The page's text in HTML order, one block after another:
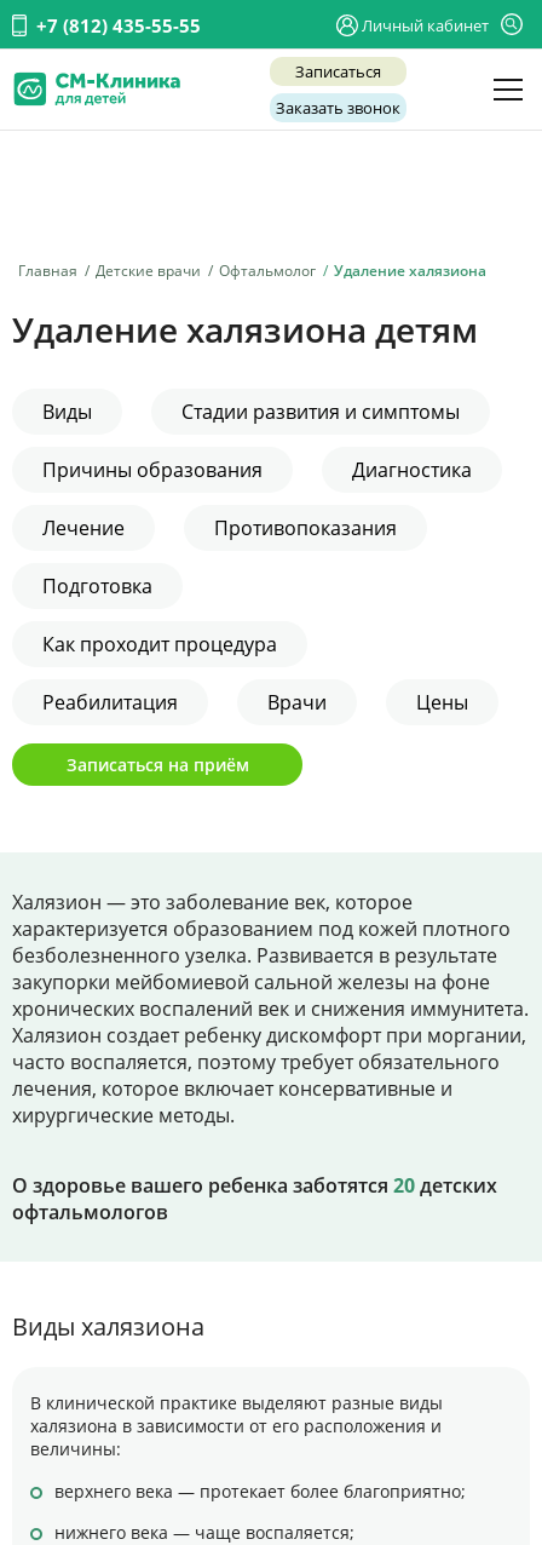
+7 (812) 435-55-55 Личный кабинет
Записаться
Заказать звонок
Главная Детские врачи Офтальмолог Удаление халязиона
Удаление халязиона детям
Виды Стадии развития и симптомы
Причины образования Диагностика
Лечение Противопоказания
Подготовка
Как проходит процедура
Реабилитация Врачи Цены
Записаться на приём
Халязион — это заболевание век, которое
характеризуется образованием под кожей плотного
безболезненного узелка. Развивается в результате
закупорки мейбомиевой сальной железы на фоне
хронических воспалений век и снижения иммунитета.
Халязион создает ребенку дискомфорт при моргании,
часто воспаляется, поэтому требует обязательного
лечения, которое включает консервативные и
хирургические методы.
О здоровье вашего ребенка заботятся 20детских
офтальмологов
Виды халязиона
В клинической практике выделяют разные виды
халязиона в зависимости от его расположения и
величины:
верхнего века — протекает более благоприятно;
нижнего века — чаще воспаляется;
Услуги
О нас
Контакты
Личный кабинет
+7 (812) 435-55-55